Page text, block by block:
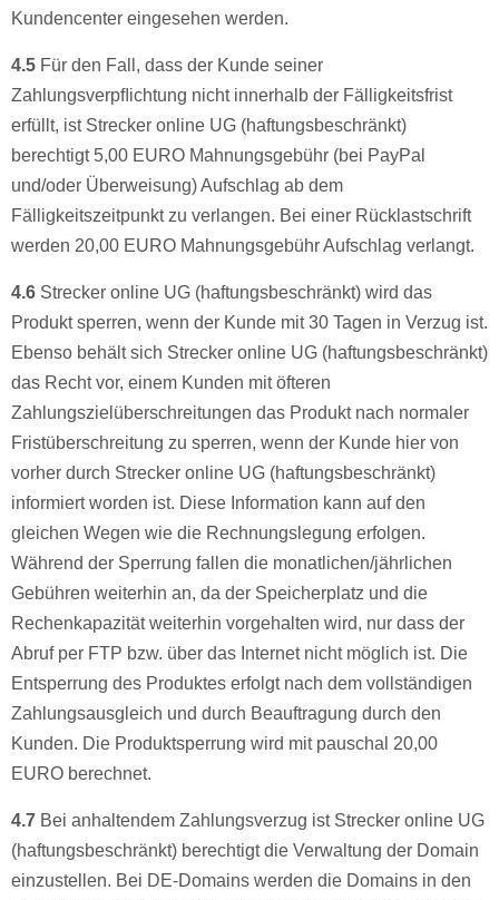
Kundencenter eingesehen werden.
4.5 Für den Fall, dass der Kunde seiner
Zahlungsverpﬂichtung nicht innerhalb der Fälligkeitsfrist
erfüllt, ist Strecker online UG (haftungsbeschränkt)
berechtigt 5,00 EURO Mahnungsgebühr (bei PayPal
und/oder Überweisung) Aufschlag ab dem
Fälligkeitszeitpunkt zu verlangen. Bei einer Rücklastschrift
werden 20,00 EURO Mahnungsgebühr Aufschlag verlangt.
4.6 Strecker online UG (haftungsbeschränkt) wird das
Produkt sperren, wenn der Kunde mit 30 Tagen in Verzug ist.
Ebenso behält sich Strecker online UG (haftungsbeschränkt)
das Recht vor, einem Kunden mit öfteren
Zahlungszielüberschreitungen das Produkt nach normaler
Fristüberschreitung zu sperren, wenn der Kunde hier von
vorher durch Strecker online UG (haftungsbeschränkt)
informiert worden ist. Diese Information kann auf den
gleichen Wegen wie die Rechnungslegung erfolgen.
Während der Sperrung fallen die monatlichen/jährlichen
Gebühren weiterhin an, da der Speicherplatz und die
Rechenkapazität weiterhin vorgehalten wird, nur dass der
Abruf per FTP bzw. über das Internet nicht möglich ist. Die
Entsperrung des Produktes erfolgt nach dem vollständigen
Zahlungsausgleich und durch Beauftragung durch den
Kunden. Die Produktsperrung wird mit pauschal 20,00
EURO berechnet.
4.7 Bei anhaltendem Zahlungsverzug ist Strecker online UG
(haftungsbeschränkt) berechtigt die Verwaltung der Domain
einzustellen. Bei DE-Domains werden die Domains in den